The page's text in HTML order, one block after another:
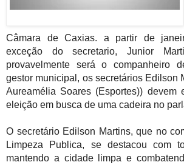
Câmara de Caxias. a partir de
exceção do secretario, Junior
provavelmente será o companheiro
gestor municipal, os secretários Edilson
Aureamélia Soares (Esportes)) devem
eleição em busca de uma cadeira no
O secretário Edilson Martins, que no
Limpeza Publica, se destacou com
mantendo a cidade limpa e